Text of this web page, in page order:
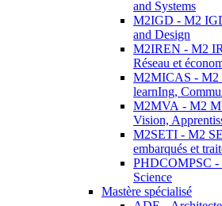
and Systems
M2IGD - M2
and Design
M2IREN - M2
Réseau et
M2MICAS - M2
learnIng,
M2MVA - M2
Vision,
M2SETI - M2
embarqués et
PHDCOMPSC -
Science
Mastère spécialisé